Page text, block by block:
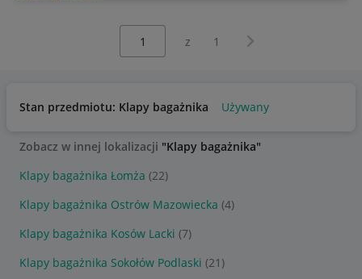
z 1 Następna strona
Stan przedmiotu: Klapy bagażnika Używany
Zobacz w innej lokalizacji "Klapy bagażnika"
Klapy bagażnika Łomża (22)
Klapy bagażnika Ostrów Mazowiecka (4)
Klapy bagażnika Kosów Lacki (7)
Klapy bagażnika Sokołów Podlaski (21)